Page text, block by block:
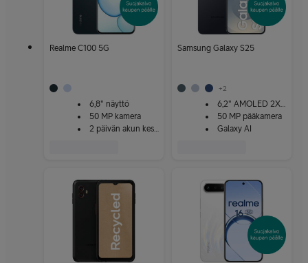
Realme C100 5G
6,8" näyttö
50 MP kamera
2 päivän akun kesto
Samsung Galaxy S25
+2
6,2" AMOLED 2X -näyttö
50 MP pääkamera
Galaxy AI